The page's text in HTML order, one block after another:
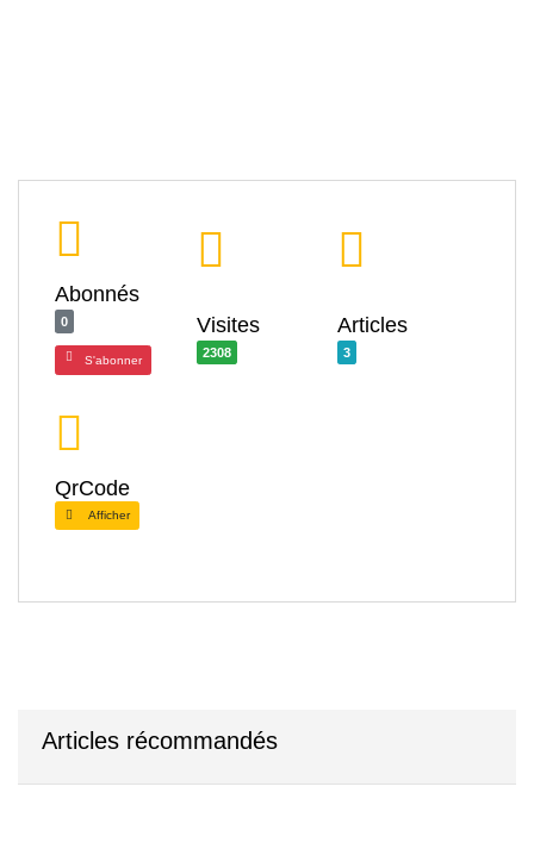
Abonnés
0
S'abonner
Visites
2308
Articles
3
QrCode
Afficher
Articles récommandés